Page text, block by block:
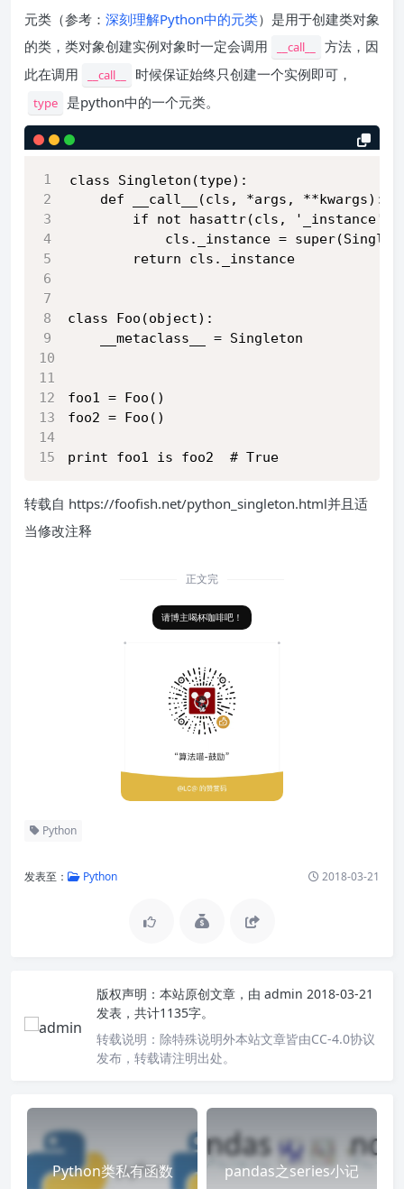
元类（参考： 深刻理解Python中的元类）是用于创建类对象
的类，类对象创建实例对象时一定会调用
__call__
方法，因
此在调用
__call__ 时候保证始终只创建一个实例即可，
type 是python中的一个元类。
class Singleton(type):
    def __call__(cls, *args, **kwargs):
        if not hasattr(cls, '_instance'):
cls._instance =
        return cls._instance
class Foo(object):
    __metaclass__ = Singleton
foo1 = Foo()
foo2 = Foo()
print foo1 is foo2  # True
转载自 https://foofish.net/python_singleton.html并且适
当修改注释
正文完
请博主喝杯咖啡吧！
Python
发表至： Python 2018-03-21
版权声明： 本站原创文章，由 admin 2018-03-21
发表，共计1135字。
转载说明： 除特殊说明外本站文章皆由CC-4.0协议
发布，转载请注明出处。
Python类私有函数 pandas之series小记